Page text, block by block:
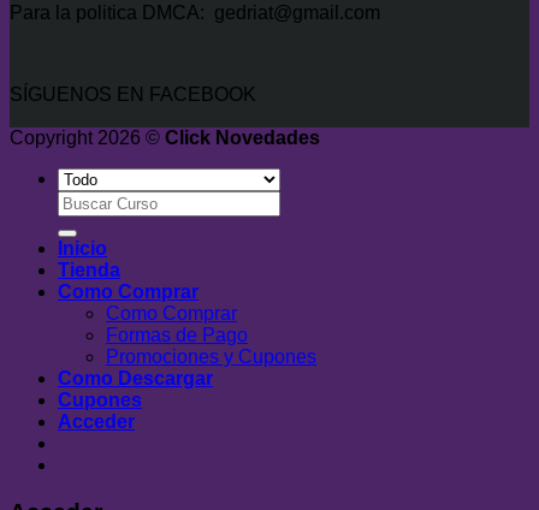
Para la politica DMCA: gedriat@gmail.com
SÍGUENOS EN FACEBOOK
Copyright 2026 © Click Novedades
Buscar
por:
Inicio
Tienda
Como Comprar
Como Comprar
Formas de Pago
Promociones y Cupones
Como Descargar
Cupones
Acceder